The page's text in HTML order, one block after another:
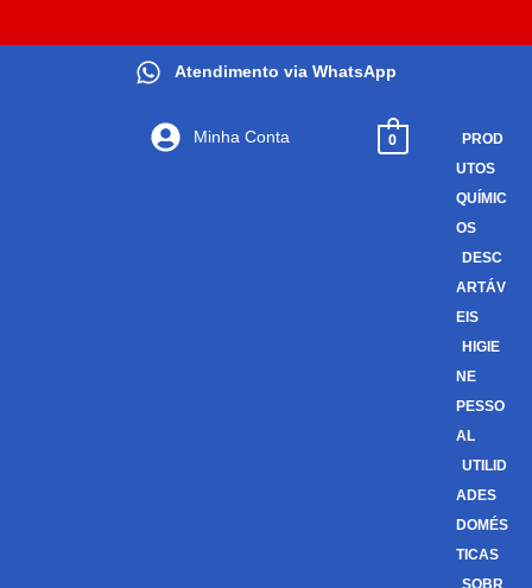
Atendimento via WhatsApp
Minha Conta 0
PROD
UTOS
QUÍMIC
OS
DESC
ARTÁV
EIS
HIGIE
NE
PESSO
AL
UTILID
ADES
DOMÉS
TICAS
SOBR